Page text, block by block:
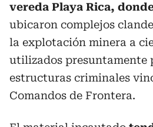
vereda Playa Rica,
ubicaron complejos
la explotación minera a
utilizados presuntamente
estructuras criminales
Comandos de Frontera.